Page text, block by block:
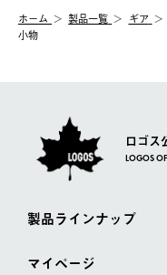
【配送業者】
佐川急便にて配送されま
一度お手元の商品を返品
ホーム 製品一覧 ギア
小物
ロゴス
LOGOS
製品ラインナップ
マイページ